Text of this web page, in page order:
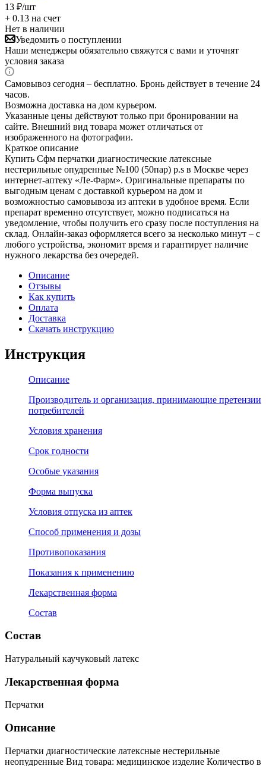
13 ₽/шт
+ 0.13 на счет
Нет в наличии
Уведомить о поступлении
Наши менеджеры обязательно свяжутся с вами и уточнят
условия заказа
Самовывоз сегодня – бесплатно. Бронь действует в течение 24
часов.
Возможна доставка на дом курьером.
Указанные цены действуют только при бронировании на
сайте. Внешний вид товара может отличаться от
изображенного на фотографии.
Краткое описание
Купить Сфм перчатки диагностические латексные
нестерильные опудренные №100 (50пар) р.s в Москве через
интернет-аптеку «Ле-Фарм». Оригинальные препараты по
выгодным ценам с доставкой курьером на дом и
возможностью самовывоза из аптеки в удобное время. Если
препарат временно отсутствует, можно подписаться на
уведомление, чтобы получить его сразу после поступления на
склад. Онлайн-заказ оформляется всего за несколько минут – с
любого устройства, экономит время и гарантирует наличие
нужного лекарства без очередей.
Описание
Отзывы
Как купить
Оплата
Доставка
Скачать инструкцию
Инструкция
Описание
Производитель и организация, принимающие претензии
потребителей
Условия хранения
Срок годности
Особые указания
Форма выпуска
Условия отпуска из аптек
Способ применения и дозы
Противопоказания
Показания к применению
Лекарственная форма
Состав
Состав
Натуральный каучуковый латекс
Лекарственная форма
Перчатки
Описание
Перчатки диагностические латексные нестерильные
неопудренные Вид товара: медицинское изделие Количество в